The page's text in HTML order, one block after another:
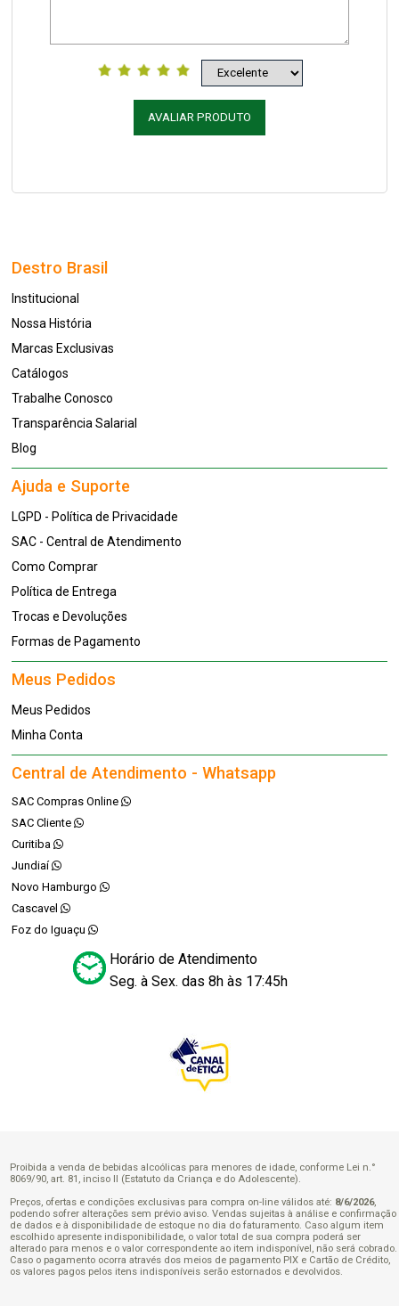
AVALIAR PRODUTO
Destro Brasil
Institucional
Nossa História
Marcas Exclusivas
Catálogos
Trabalhe Conosco
Transparência Salarial
Blog
Ajuda e Suporte
LGPD - Política de Privacidade
SAC - Central de Atendimento
Como Comprar
Política de Entrega
Trocas e Devoluções
Formas de Pagamento
Meus Pedidos
Meus Pedidos
Minha Conta
Central de Atendimento - Whatsapp
SAC Compras Online
SAC Cliente
Curitiba
Jundiaí
Novo Hamburgo
Cascavel
Foz do Iguaçu
Horário de Atendimento
Seg. à Sex. das 8h às 17:45h
Proibida a venda de bebidas alcoólicas para menores de idade, conforme Lei n.°
8069/90, art. 81, inciso II (Estatuto da Criança e do Adolescente).
Preços, ofertas e condições exclusivas para compra on-line válidos até: 8/6/2026,
podendo sofrer alterações sem prévio aviso. Vendas sujeitas à análise e confirmação
de dados e à disponibilidade de estoque no dia do faturamento. Caso algum item
escolhido apresente indisponibilidade, o valor total de sua compra poderá ser
alterado para menos e o valor correspondente ao item indisponível, não será cobrado.
Caso o pagamento ocorra através dos meios de pagamento PIX e Cartão de Crédito,
os valores pagos pelos itens indisponíveis serão estornados e devolvidos.